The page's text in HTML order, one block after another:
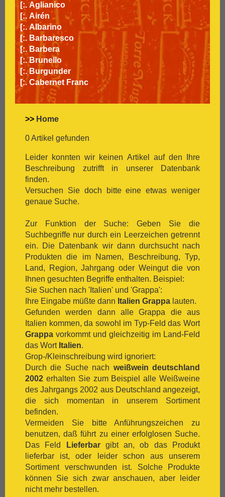
[:. Aglianico
[:. Airén
[:. Albarino
[:. Barbaresco
[:. Barbera
[:. Brunello
[:. Burgunder
[:. Cabernet Franc
[:.
Cabernet Sauvignon
[:. Carignan
[:. Carmenère
[:. Chasselas
[:. Chiavennasca
[:. Cinsault
[:. Cinsaut
[:. Cortese
[:. Dolcetto
[:. Gamay
[:. Garganega
[:. Garnacha
[:. Gavi
[:. Gewürztraminer
[:. Graciano
[:. grauer Burgunder
[:. Grenache
[:. Grüner Veltliner
[:. Gutedel
[:. Huxelrebe
[:. Lemberger
[:. Macabeo
[:. Malbec
[:. Malvasia Bianca
[:. Marsanne
[:. Mascato
[:. Merlot
[:. Meunier
[:. Monastrell
[:. Montepulciano
[:. Montepulciano d`Abruzzo
[:. Mourvèdre
[:. Müller-Thurgau
[:. Muskat
>> Home
0 Artikel gefunden
Leider konnten wir keinen Artikel auf den Ihre
Beschreibung zutrifft in unserer Datenbank
finden.
Versuchen Sie doch bitte eine etwas weniger
genaue Suche.
Zur Funktion der Suche: Geben Sie die
Suchbegriffe nur durch ein Leerzeichen getrennt
ein. Die Datenbank wir dann durchsucht nach
Produkten die im Namen, Beschreibung, Typ,
Land, Region, Jahrgang oder Weingut die von
Ihnen gesuchten Begriffe enthalten. Beispiel:
Sie Suchen nach 'Italien' und 'Grappa':
Ihre Eingabe müßte dann Italien Grappa lauten.
Gefunden werden dann alle Grappa die aus
Italien kommen, da sowohl im Typ-Feld das Wort
Grappa vorkommt und gleichzeitig im Land-Feld
das Wort Italien.
Grop-/Kleinschreibung wird ignoriert:
Durch die Suche nach weißwein deutschland
2002 erhalten Sie zum Beispiel alle Weißweine
des Jahrgangs 2002 aus Deutschland angezeigt,
die sich momentan in unserem Sortiment
befinden.
Vermeiden Sie bitte Anführungszeichen zu
benutzen, daß führt zu einer erfolglosen Suche.
Das Feld
Lieferbargibt an, ob das Produkt
lieferbar ist, oder leider schon aus unserem
Sortiment verschwunden ist. Solche Produkte
können Sie sich zwar anschauen, aber leider
nicht mehr bestellen.